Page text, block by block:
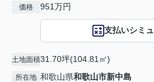
価格 951万円
支払いシミ
土地面積31.70坪(104.81㎡)
所在地 和歌山県和歌山市新中島